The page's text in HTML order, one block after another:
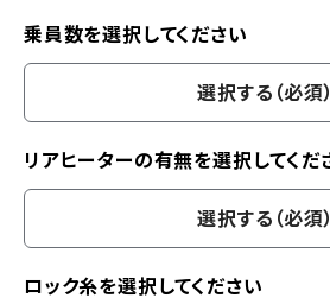
乗員数を選択してください
選択する（必須）
リアヒーターの有無を選択してくだ
選択する（必須）
ロック糸を選択してください